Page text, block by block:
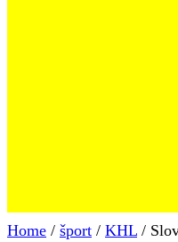
Home / šport / KHL /